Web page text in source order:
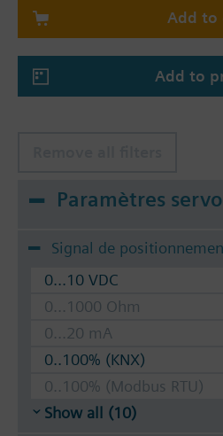
Add to
Add to
Paramètres
Signal de
0...10 VDC
0...1000 Ohm
0...20 mA
0..100% (KNX)
0..100% (Modbus RTU)
Show all (10)